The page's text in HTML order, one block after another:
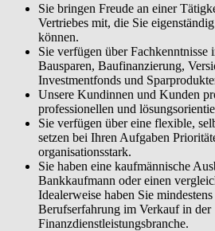
Sie bringen Freude an einer
Vertriebes mit, die Sie
können.
Sie verfügen über Fachkenntnisse
Bausparen, Baufinanzierung,
Investmentfonds und
Unsere Kundinnen und Kunden
professionellen und
Sie verfügen über eine flexible,
setzen bei Ihren Aufgaben
organisationsstark.
Sie haben eine kaufmännische
Bankkaufmann oder einen
Idealerweise haben Sie
Berufserfahrung im Verkauf in der
Finanzdienstleistungsbranche.